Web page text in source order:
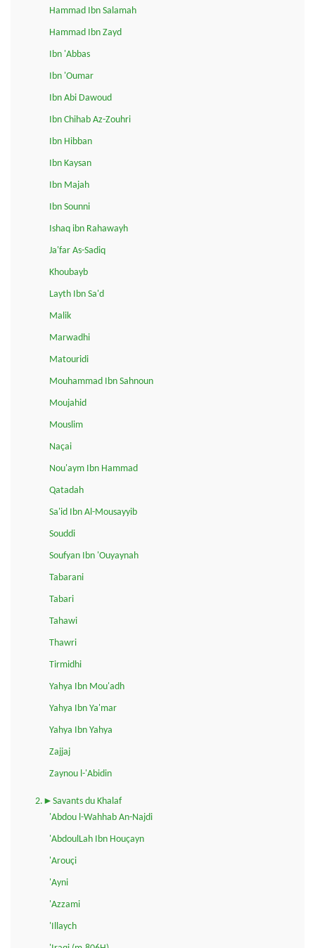
Hammad Ibn Salamah
Hammad Ibn Zayd
Ibn 'Abbas
Ibn 'Oumar
Ibn Abi Dawoud
Ibn Chihab Az-Zouhri
Ibn Hibban
Ibn Kaysan
Ibn Majah
Ibn Sounni
Ishaq ibn Rahawayh
Ja'far As-Sadiq
Khoubayb
Layth Ibn Sa'd
Malik
Marwadhi
Matouridi
Mouhammad Ibn Sahnoun
Moujahid
Mouslim
Naçai
Nou'aym Ibn Hammad
Qatadah
Sa'id Ibn Al-Mousayyib
Souddi
Soufyan Ibn 'Ouyaynah
Tabarani
Tabari
Tahawi
Thawri
Tirmidhi
Yahya Ibn Mou'adh
Yahya Ibn Ya'mar
Yahya Ibn Yahya
Zajjaj
Zaynou l-'Abidin
2.►Savants du Khalaf
'Abdou l-Wahhab An-Najdi
'AbdoulLah Ibn Houçayn
'Arouçi
'Ayni
'Azzami
'Illaych